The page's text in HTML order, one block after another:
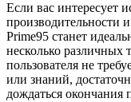
Если вас интересует
производительности
Prime95 станет
несколько различных
пользователя не
или знаний,
дождаться окончания